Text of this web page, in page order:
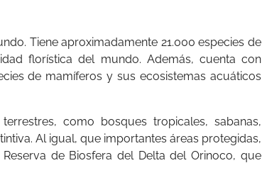
Tiene aproximadamente 21.000 especies de
florística del mundo. Además, cuenta con
de mamíferos y sus ecosistemas acuáticos
como bosques tropicales, sabanas,
Al igual, que importantes áreas protegidas,
de Biosfera del Delta del Orinoco, que